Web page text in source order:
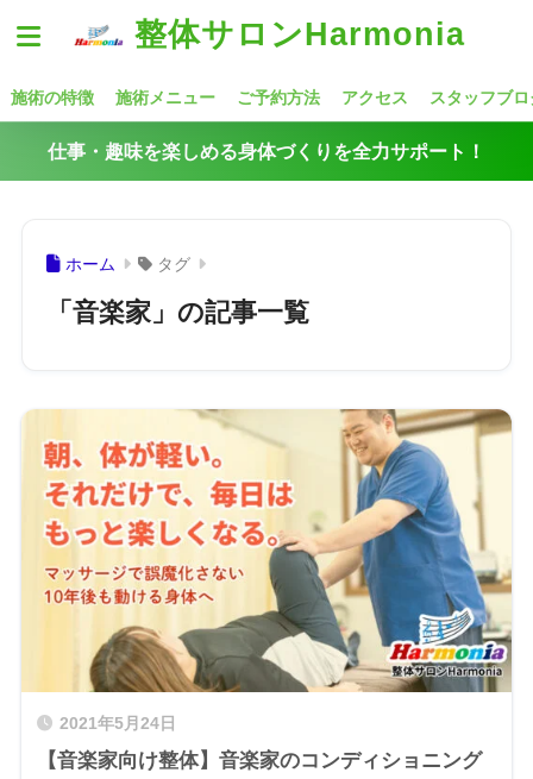
整体サロンHarmonia
施術の特徴 施術メニュー ご予約方法 アクセス スタッフブロ
仕事・趣味を楽しめる身体づくりを全力サポート！
ホーム タグ
「音楽家」の記事一覧
2021年5月24日
【音楽家向け整体】音楽家のコンディショニング